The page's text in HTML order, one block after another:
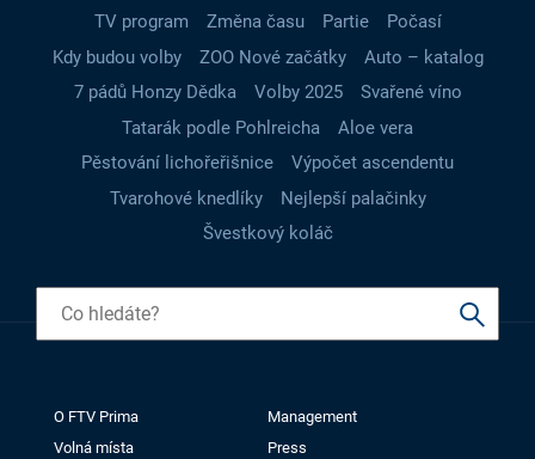
TV program
Změna času Partie
Počasí
Kdy budou volby
ZOO Nové začátky
Auto – katalog
7 pádů Honzy Dědka
Volby 2025
Svařené víno
Tatarák podle Pohlreicha
Aloe vera
Pěstování lichořeřišnice
Výpočet ascendentu
Tvarohové knedlíky
Nejlepší palačinky
Švestkový koláč
O FTV Prima
Management
Volná místa
Press